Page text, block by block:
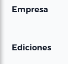
Empresa
Ediciones